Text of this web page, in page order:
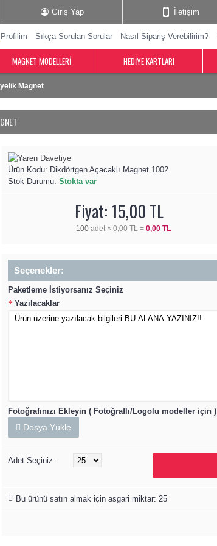
Giriş Yap İletişim
Profilim Sıkça Sorulan Sorular Nasıl Sipariş Verebilirim?
MAGNET MODELLERI HEDIYE KARTLARI
Magnet
Ürün Kodu: Dikdörtgen Açacaklı Magnet 1002
Stok Durumu: Stokta var
Fiyat: 15,00 TL
100 adet × 0,00 TL = 0,00 TL
Seçenekler:
Paketleme İstiyorsanız Seçiniz
Yazılacaklar
Fotoğrafınızı Ekleyin ( Fotoğraflı/Logolu modeller için )
Dosya Yükle
Adet Seçiniz:
Bu ürünü satın almak için asgari miktar: 25